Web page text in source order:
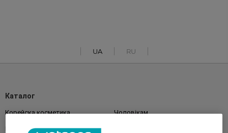
UA RU
Каталог
Корейска косметика Чоловікам
Парфуми